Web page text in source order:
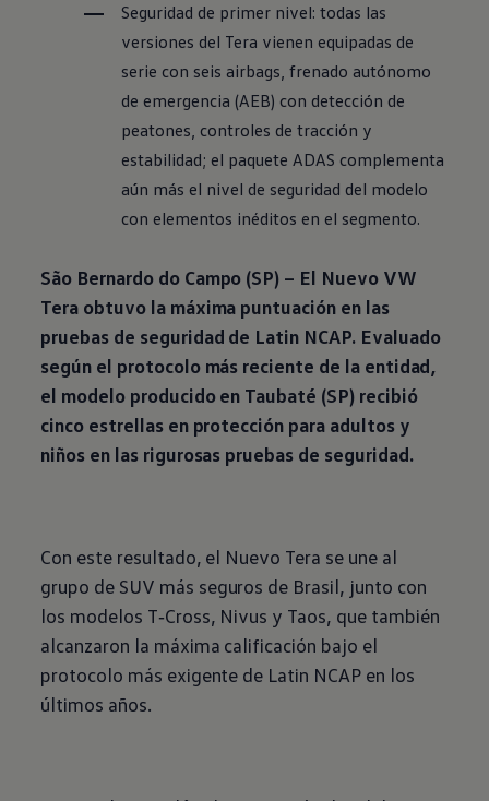
Seguridad de primer nivel: todas las
versiones del Tera vienen equipadas de
serie con seis airbags, frenado autónomo
de emergencia (AEB) con detección de
peatones, controles de tracción y
estabilidad; el paquete ADAS complementa
aún más el nivel de seguridad del modelo
con elementos inéditos en el segmento.
São Bernardo do Campo (SP) – El Nuevo VW
Tera obtuvo la máxima puntuación en las
pruebas de seguridad de Latin NCAP. Evaluado
según el protocolo más reciente de la entidad,
el modelo producido en Taubaté (SP) recibió
cinco estrellas en protección para adultos y
niños en las rigurosas pruebas de seguridad.
Con este resultado, el Nuevo Tera se une al
grupo de SUV más seguros de Brasil, junto con
los modelos T‑Cross, Nivus y Taos, que también
alcanzaron la máxima calificación bajo el
protocolo más exigente de Latin NCAP en los
últimos años.